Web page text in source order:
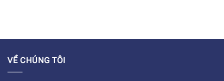
VỀ CHÚNG TÔI